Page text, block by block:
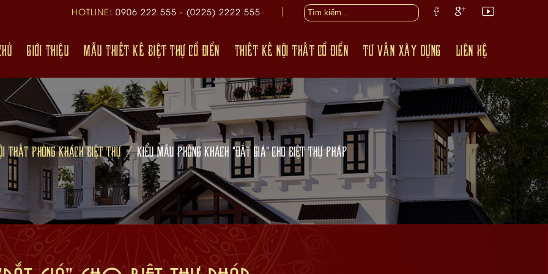
HOTLINE: 0906 222 555 - (0225) 2222 555
GIỚI THIỆU MẪU THIẾT KẾ BIỆT THỰ CỔ ĐIỂN THIẾT KẾ NỘI THẤT CỔ ĐIỂN TƯ VẤN XÂY DỰNG LIÊN HỆ
THẤT PHÒNG KHÁCH BIỆT THỰ KIỂU MẪU PHÒNG KHÁCH "ĐẮT GIÁ" CHO BIỆT THỰ PHÁP